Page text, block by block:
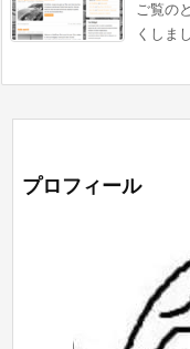
ご覧の
くしま
プロフィール